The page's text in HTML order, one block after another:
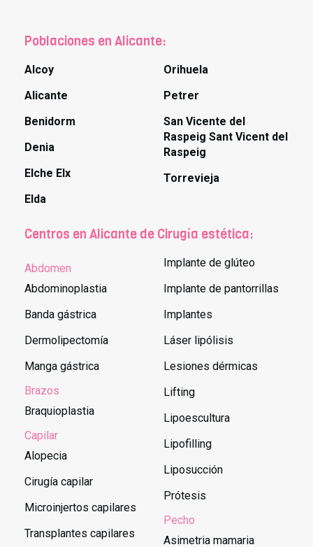
Poblaciones en Alicante:
Alcoy
Alicante
Benidorm
Denia
Elche Elx
Elda
Orihuela
Petrer
San Vicente del
Raspeig Sant Vicent del
Raspeig
Torrevieja
Centros en Alicante de Cirugía estética:
Abdomen
Abdominoplastia
Banda gástrica
Dermolipectomía
Manga gástrica
Brazos
Braquioplastia
Capilar
Alopecia
Cirugía capilar
Microinjertos capilares
Transplantes capilares
Implante de glúteo
Implante de pantorrillas
Implantes
Láser lipólisis
Lesiones dérmicas
Lifting
Lipoescultura
Lipofilling
Liposucción
Prótesis
Pecho
Asimetria mamaria